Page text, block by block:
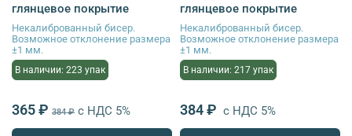
глянцевое покрытие
Некалиброванный бисер.
Возможное отклонение размера
±1 мм.
В наличии: 223 упак
365 ₽ 384 ₽ с НДС 5%
глянцевое покрытие
Некалиброванный бисер.
Возможное отклонение размера
±1 мм.
В наличии: 217 упак
384 ₽ с НДС 5%